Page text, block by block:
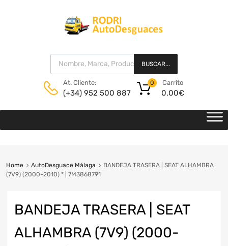
BUSCAR...
At. Cliente:
(+34) 952 500 887
Carrito
0,00€
0
Home AutoDesguace Málaga
BANDEJA TRASERA | SEAT ALHAMBRA
(7V9) (2000-2010) * | 7M3868791
BANDEJA TRASERA | SEAT
ALHAMBRA (7V9) (2000-